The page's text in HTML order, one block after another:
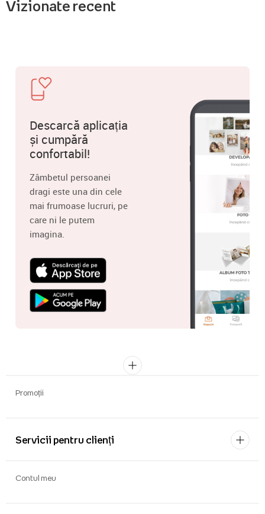
Vizionate recent
Descarcă aplicația
și cumpără
confortabil!
Zâmbetul persoanei
dragi este una din cele
mai frumoase lucruri, pe
care ni le putem
imagina.
Promoții
Servicii pentru clienți
Contul meu